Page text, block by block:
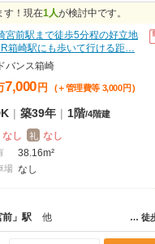
す！現在1人が検討中です。
宮前駅まで徒歩5分程の好立地
箱崎駅にも歩いて行ける距…
バンス箱崎
7,000 円 (＋管理費等 3,000 円 )
| 築39年 | 1階/4階建
なし 礼 なし
38.16m²
場 なし
… 徒
前」駅 他